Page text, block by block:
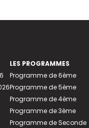
LES PROGRAMMES
Programme de 6ème
Programme de 5ème
Programme de 4ème
Programme de 3ème
Programme de Seconde